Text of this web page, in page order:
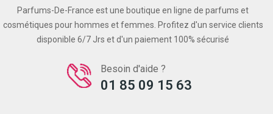
Parfums-De-France est une boutique en ligne de parfums et
cosmétiques pour hommes et femmes. Profitez d'un service clients
disponible 6/7 Jrs et d'un paiement 100% sécurisé
Besoin d'aide ?
01 85 09 15 63